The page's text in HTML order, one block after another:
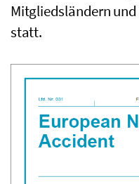
Mitgliedsländern
statt.